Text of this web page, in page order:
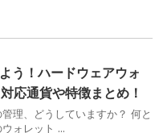
う！ハードウェアウォ
応通貨や特徴まとめ！
理、どうしていますか？ 何と
ォレット ...